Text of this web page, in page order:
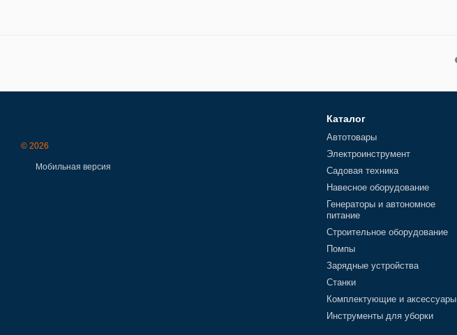
© 2026
Мобильная версия
Каталог
Автотовары
Электроинструмент
Садовая техника
Навесное оборудование
Генераторы и автономное
питание
Строительное оборудование
Помпы
Зарядные устройства
Станки
Комплектующие и аксессуары
Инструменты для уборки